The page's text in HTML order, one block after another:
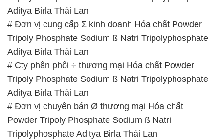
Aditya Birla Thái Lan
# Đơn vị cung cấp Σ kinh doanh Hóa chất Powder
Tripoly Phosphate Sodium ß Natri Tripolyphosphate
Aditya Birla Thái Lan
# Cty phân phối ÷ thương mại Hóa chất Powder
Tripoly Phosphate Sodium ß Natri Tripolyphosphate
Aditya Birla Thái Lan
# Đơn vị chuyên bán Ø thương mại Hóa chất
Powder Tripoly Phosphate Sodium ß Natri
Tripolyphosphate Aditya Birla Thái Lan